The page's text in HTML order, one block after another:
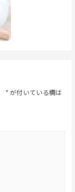
* が付いている欄は